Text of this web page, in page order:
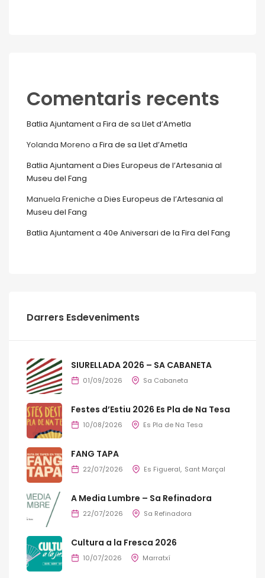
Comentaris recents
Batlia Ajuntamenta Fira de sa Llet d’Ametla
Yolanda Moreno a Fira de sa Llet d’Ametla
Batlia Ajuntamenta Dies Europeus de l’Artesania al
Museu del Fang
Manuela Freniche a Dies Europeus de l’Artesania al
Museu del Fang
Batlia Ajuntamenta 40e Aniversari de la Fira del Fang
Darrers Esdeveniments
SIURELLADA 2026 – SA CABANETA
01/09/2026 Sa Cabaneta
Festes d’Estiu 2026 Es Pla de Na Tesa
10/08/2026 Es Pla de Na Tesa
FANG TAPA
22/07/2026 Es Figueral Sant Marçal
A Media Lumbre – Sa Refinadora
22/07/2026 Sa Refinadora
Cultura a la Fresca 2026
10/07/2026 Marratxí